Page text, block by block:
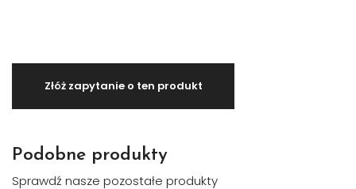
Podobne produkty
Sprawdź nasze pozostałe produkty